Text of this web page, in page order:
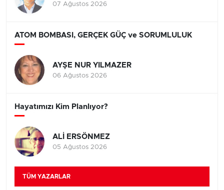
07 Ağustos 2026
ATOM BOMBASI, GERÇEK GÜÇ ve SORUMLULUK
AYŞE NUR YILMAZER
06 Ağustos 2026
Hayatımızı Kim Planlıyor?
ALİ ERSÖNMEZ
05 Ağustos 2026
TÜM YAZARLAR